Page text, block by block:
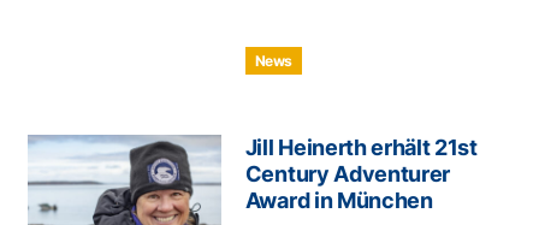
News
Jill Heinerth erhält 21st
Century Adventurer
Award in München